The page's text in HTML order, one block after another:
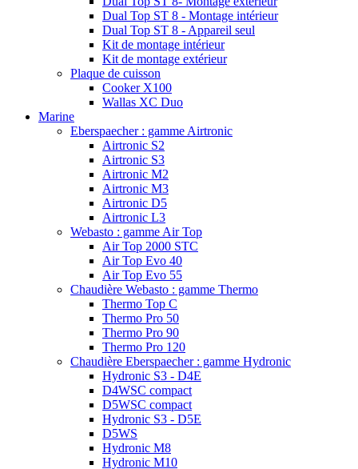
Dual Top ST 8 - Montage intérieur
Dual Top ST 8 - Appareil seul
Kit de montage intérieur
Kit de montage extérieur
Plaque de cuisson
Cooker X100
Wallas XC Duo
Marine
Eberspaecher : gamme Airtronic
Airtronic S2
Airtronic S3
Airtronic M2
Airtronic M3
Airtronic D5
Airtronic L3
Webasto : gamme Air Top
Air Top 2000 STC
Air Top Evo 40
Air Top Evo 55
Chaudière Webasto : gamme Thermo
Thermo Top C
Thermo Pro 50
Thermo Pro 90
Thermo Pro 120
Chaudière Eberspaecher : gamme Hydronic
Hydronic S3 - D4E
D4WSC compact
D5WSC compact
Hydronic S3 - D5E
D5WS
Hydronic M8
Hydronic M10